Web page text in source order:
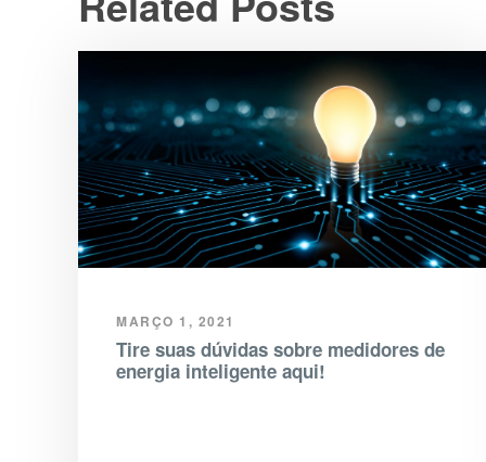
MARÇO 1, 2021
Tire suas dúvidas sobre medidores de
energia inteligente aqui!